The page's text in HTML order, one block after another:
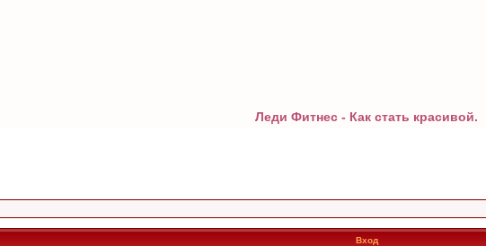
Леди Фитнес - Как стать красивой.
Вход